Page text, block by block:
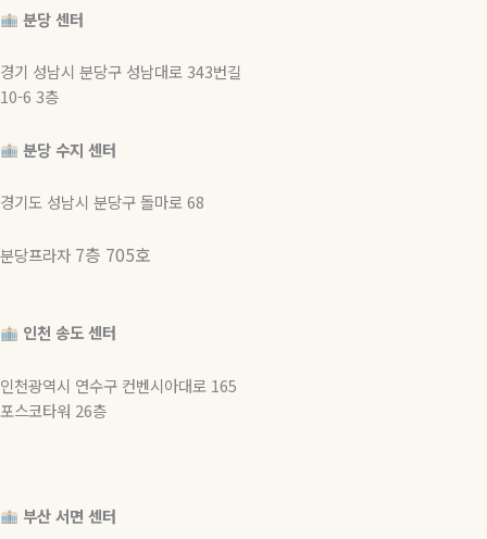
분당 센터
경기 성남시 분당구 성남대로 343번길
10-6 3층
분당 수지 센터
경기도 성남시 분당구 돌마로 68
분당프라자 7층 705호
인천 송도 센터
인천광역시 연수구 컨벤시아대로 165
포스코타워 26층
부산 서면 센터